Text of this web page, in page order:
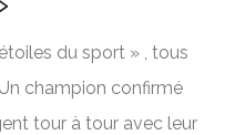
du sport » , tous
champion confirmé
tour à tour avec leur